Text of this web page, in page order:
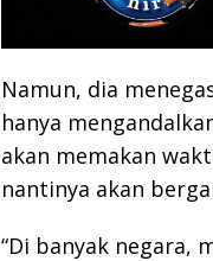
Namun, dia
hanya
akan memakan
nantinya akan
“Di banyak